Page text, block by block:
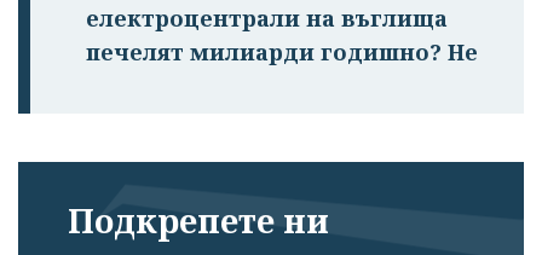
електроцентрали на въглища
печелят милиарди годишно? Не
Подкрепете ни